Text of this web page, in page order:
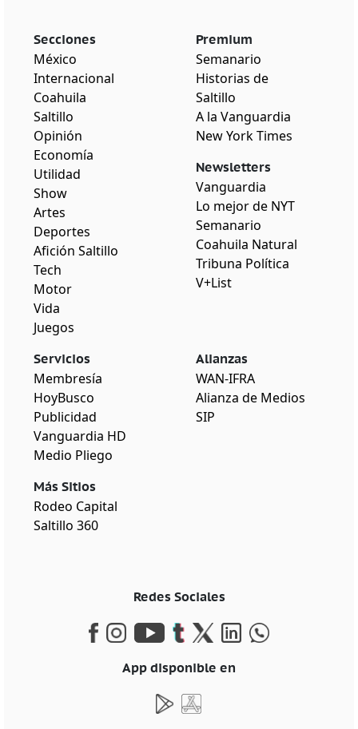
Secciones
México
Internacional
Coahuila
Saltillo
Opinión
Economía
Utilidad
Show
Artes
Deportes
Afición Saltillo
Tech
Motor
Vida
Juegos
Premium
Semanario
Historias de
Saltillo
A la Vanguardia
New York Times
Newsletters
Vanguardia
Lo mejor de NYT
Semanario
Coahuila Natural
Tribuna Política
V+List
Servicios
Membresía
HoyBusco
Publicidad
Vanguardia HD
Medio Pliego
Más Sitios
Rodeo Capital
Saltillo 360
Alianzas
WAN-IFRA
Alianza de Medios
SIP
Redes Sociales
App disponible en